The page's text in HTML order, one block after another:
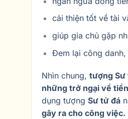
cải thiện tốt về tài
giúp gia chủ gặp
Đem lại công
Nhìn chung, tượng Sư
những trở ngại về
dụng tượng Sư tử đá
gây ra cho công việc.